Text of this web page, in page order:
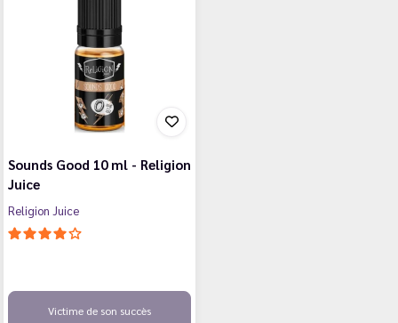
Sounds Good 10 ml - Religion
Juice
Religion Juice
Victime de son succès